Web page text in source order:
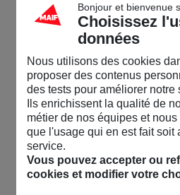
Bonjour et bienvenue
Choisissez
données
Nous utilisons des cookies
proposer des contenus
des tests pour améliorer notre
Ils enrichissent la qualité de
métier de nos équipes et
que l'usage qui en est fait soit
service.
Vous pouvez accepter ou
cookies et modifier votre